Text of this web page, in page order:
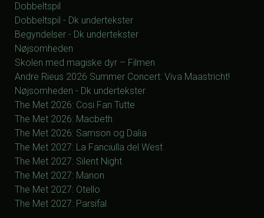
Dobbeltspil
Dobbeltspil - Dk undertekster
Begyndelser - Dk undertekster
Nøjsomheden
Skolen med magiske dyr – Filmen
Andre Rieus 2026 Summer Concert: Viva Maastricht!
Nøjsomheden - Dk undertekster
The Met 2026: Cosi Fan Tutte
The Met 2026: Macbeth
The Met 2026: Samson og Dalia
The Met 2027: La Fanciulla del West
The Met 2027: Silent Night
The Met 2027: Manon
The Met 2027: Otello
The Met 2027: Parsifal